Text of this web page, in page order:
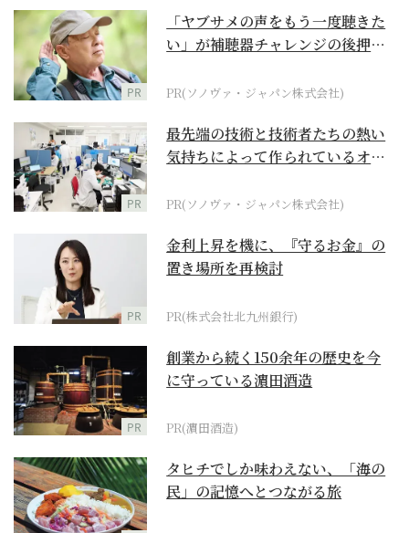
PR
「ヤブサメの声をもう一度聴きた
い」が補聴器チャレンジの後押し
PR(ソノヴァ・ジャパン株式会社)
PR
最先端の技術と技術者たちの熱い
気持ちによって作られているオー
PR(ソノヴァ・ジャパン株式会社)
PR
金利上昇を機に、『守るお金』の
置き場所を再検討
PR(株式会社北九州銀行)
PR
創業から続く150余年の歴史を今
に守っている濵田酒造
PR(濵田酒造)
タヒチでしか味わえない、「海の
民」の記憶へとつながる旅